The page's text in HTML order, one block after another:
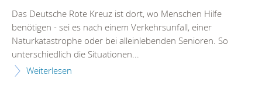
Das Deutsche Rote Kreuz ist dort, wo Menschen Hilfe
benötigen - sei es nach einem Verkehrsunfall, einer
Naturkatastrophe oder bei alleinlebenden Senioren. So
unterschiedlich die Situationen...
Weiterlesen